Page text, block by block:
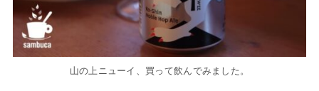
山の上ニューイ、買って飲んでみました。